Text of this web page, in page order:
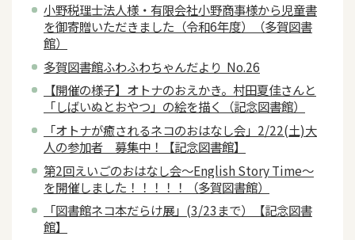
小野税理士法人様・有限会社小野商事様から児童書
を御寄贈いただきました（令和6年度）（多賀図書
館）
多賀図書館ふわふわちゃんだより No.26
【開催の様子】オトナのおえかき。村田夏佳さんと
「しばいぬとおやつ」の絵を描く（記念図書館）
「オトナが癒されるネコのおはなし会」2/22(土)大
人の参加者 募集中！【記念図書館】
第2回えいごのおはなし会～English Story Time～
を開催しました！！！！！（多賀図書館）
「図書館ネコ本だらけ展」(3/23まで）【記念図書
館】